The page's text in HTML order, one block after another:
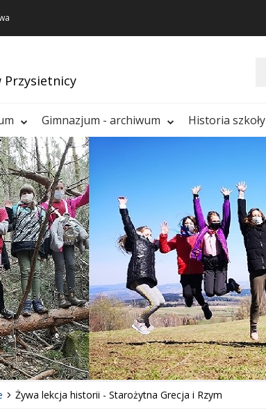
Przysietnicy
Gimnazjum - archiwum Historia szkoły
Żywa lekcja historii - Starożytna Grecja i Rzym